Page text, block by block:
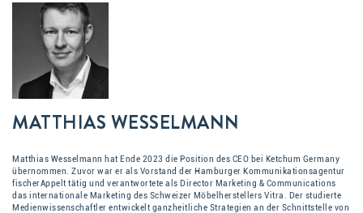
MATTHIAS WESSELMANN
Matthias Wesselmann hat Ende 2023 die Position des CEO bei Ketchum Germany
übernommen. Zuvor war er als Vorstand der Hamburger Kommunikationsagentur
fischerAppelt tätig und verantwortete als Director Marketing & Communications
das internationale Marketing des Schweizer Möbelherstellers Vitra. Der studierte
Medienwissenschaftler entwickelt ganzheitliche Strategien an der Schnittstelle von